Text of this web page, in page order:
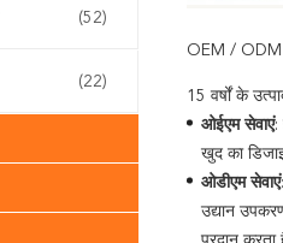
(52)
(22)
OEM / ODM
15 वर्षों के
ओईएम सेवाएं:
खुद का
ओडीएम सेवाएं
उद्यान